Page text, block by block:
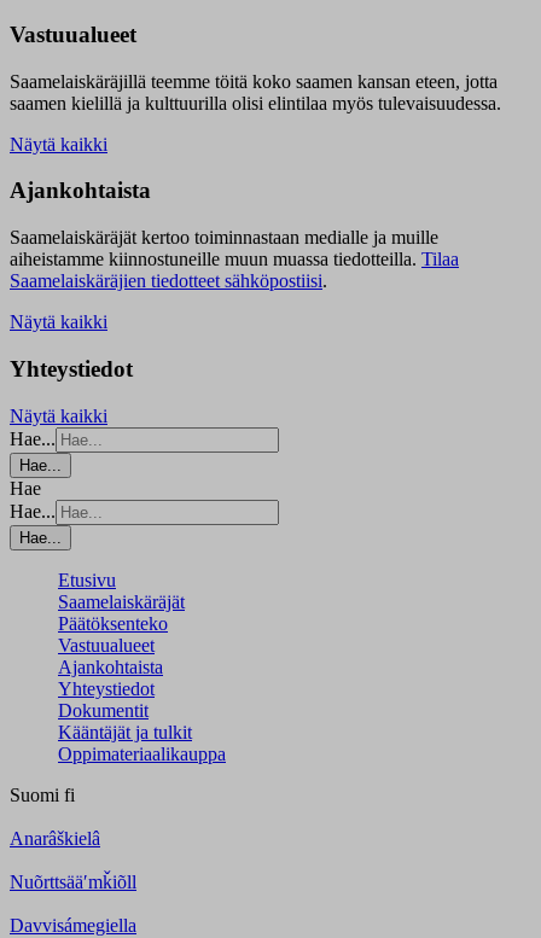
Vastuualueet
Saamelaiskäräjillä teemme töitä koko saamen kansan eteen, jotta
saamen kielillä ja kulttuurilla olisi elintilaa myös tulevaisuudessa.
Näytä kaikki
Ajankohtaista
Saamelaiskäräjät kertoo toiminnastaan medialle ja muille
aiheistamme kiinnostuneille muun muassa tiedotteilla. Tilaa
Saamelaiskäräjien tiedotteet sähköpostiisi.
Näytä kaikki
Yhteystiedot
Näytä kaikki
Hae...
Hae...
Hae
Hae...
Hae...
Etusivu
Saamelaiskäräjät
Päätöksenteko
Vastuualueet
Ajankohtaista
Yhteystiedot
Dokumentit
Kääntäjät ja tulkit
Oppimateriaalikauppa
Suomi fi
Anarâškielâ
Nuõrttsääʹmǩiõll
Davvisámegiella